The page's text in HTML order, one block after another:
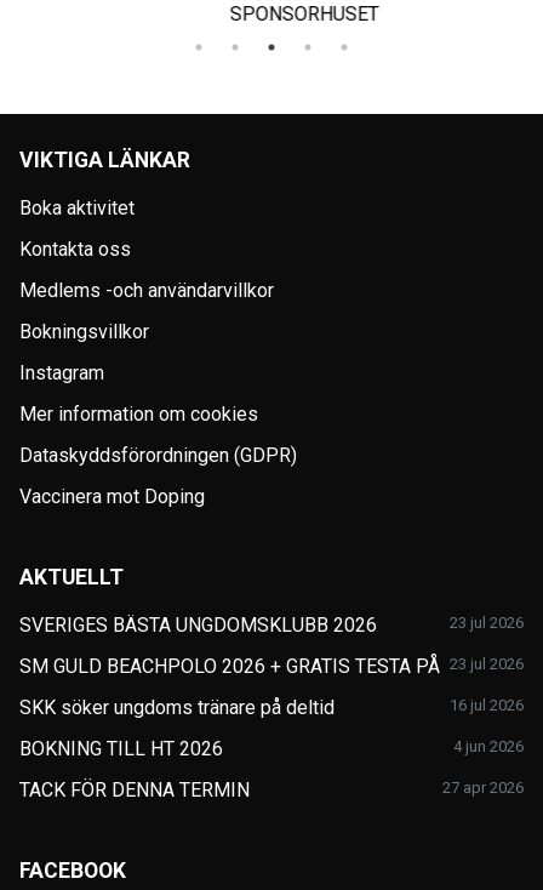
SPONSORHUSET
VIKTIGA LÄNKAR
Boka aktivitet
Kontakta oss
Medlems -och användarvillkor
Bokningsvillkor
Instagram
Mer information om cookies
Dataskyddsförordningen (GDPR)
Vaccinera mot Doping
AKTUELLT
SVERIGES BÄSTA UNGDOMSKLUBB 2026 23 jul 2026
SM GULD BEACHPOLO 2026 + GRATIS TESTA PÅ 23 jul 2026
SKK söker ungdoms tränare på deltid 16 jul 2026
BOKNING TILL HT 2026 4 jun 2026
TACK FÖR DENNA TERMIN 27 apr 2026
FACEBOOK